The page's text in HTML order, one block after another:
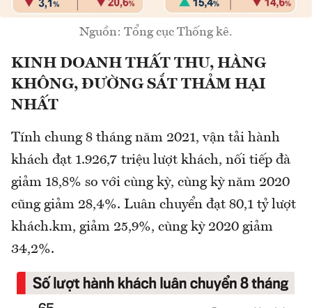
Nguồn: Tổng cục Thống kê.
KINH DOANH THẤT THU, HÀNG
KHÔNG, ĐƯỜNG SẮT THẢM HẠI
NHẤT
Tính chung 8 tháng năm 2021, vận tải hành
khách đạt 1.926,7 triệu lượt khách, nối tiếp đà
giảm 18,8% so với cùng kỳ, cùng kỳ năm 2020
cũng giảm 28,4%. Luân chuyển đạt 80,1 tỷ lượt
khách.km, giảm 25,9%, cùng kỳ 2020 giảm
34,2%.